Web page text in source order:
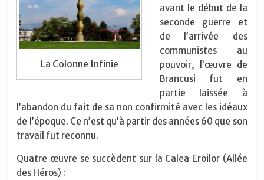
La Colonne Infinie
avant le début de la
seconde guerre et
de l’arrivée des
communistes au
pouvoir, l’œuvre de
Brancusi fut en
partie laissée à
l’abandon du fait de sa non confirmité avec les idéaux
de l’époque. Ce n’est qu’à partir des années 60 que son
travail fut reconnu.
Quatre œuvre se succèdent sur la Calea Eroilor (Allée
des Héros) :